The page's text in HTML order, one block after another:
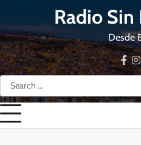
content
Radio Sin
Desde
Search
for: